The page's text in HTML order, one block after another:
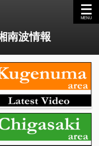
南波情報